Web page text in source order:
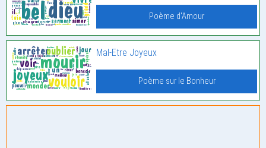
Poème d'Amour
Mal-Etre Joyeux
Poème sur le Bonheur